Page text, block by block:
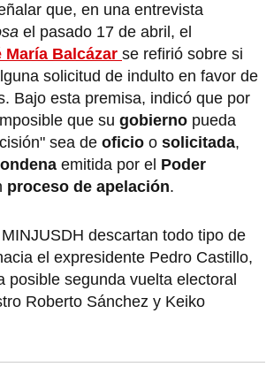
que, en una entrevista
el pasado 17 de abril, el
María Balcázar se refirió sobre si
solicitud de indulto en favor de
Bajo esta premisa, indicó que por
que su gobierno pueda
sea de oficio o solicitada,
emitida por el Poder
proceso de apelación.
descartan todo tipo de
el expresidente Pedro Castillo,
posible segunda vuelta electoral
Roberto Sánchez y Keiko